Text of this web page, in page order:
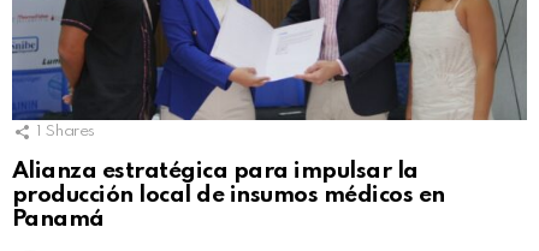
Shares
Alianza estratégica para impulsar la
producción local de insumos médicos en
Panamá